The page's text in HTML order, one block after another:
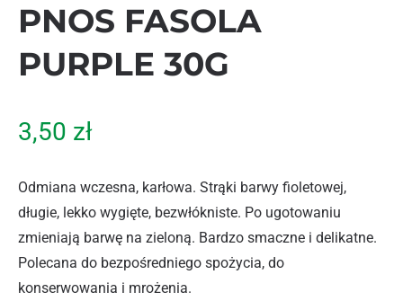
PNOS FASOLA
PURPLE 30G
3,50 zł
Odmiana wczesna, karłowa. Strąki barwy fioletowej,
długie, lekko wygięte, bezwłókniste. Po ugotowaniu
zmieniają barwę na zieloną. Bardzo smaczne i delikatne.
Polecana do bezpośredniego spożycia, do
konserwowania i mrożenia.